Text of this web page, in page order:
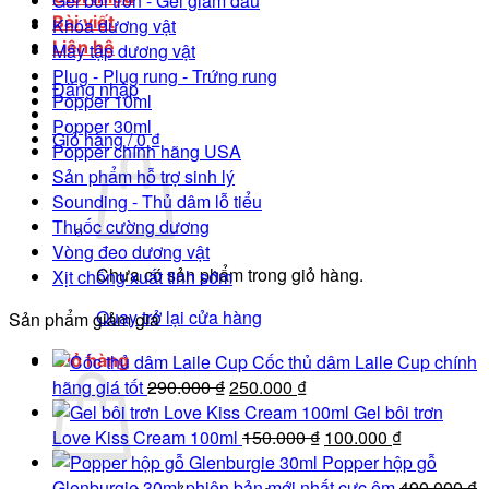
Bài viết
Liên hệ
Đăng nhập
Giỏ hàng /0₫
Chưa có sản phẩm trong giỏ hàng.
Quay trở lại cửa hàng
Giỏ hàng
Khóa dương vật
Máy tập dương vật
Plug - Plug rung - Trứng rung
Popper 10ml
Popper 30ml
Popper chính hãng USA
Sản phẩm hỗ trợ sinh lý
Sounding - Thủ dâm lỗ tiểu
Thuốc cường dương
Vòng đeo dương vật
Xịt chống xuất tinh sớm
Sản phẩm giảm giá
Cốc thủ dâm Laile Cup chính
hãng giá tốt290.000₫Giá
gốc
là:
290.000 ₫.
250.000 ₫Giá
hiện
tại
là:
Gel bôi trơn
Love Kiss Cream 100ml 150.000₫ Giá
gốc
100.000 ₫Giá
hiện
Popper hộp gỗ